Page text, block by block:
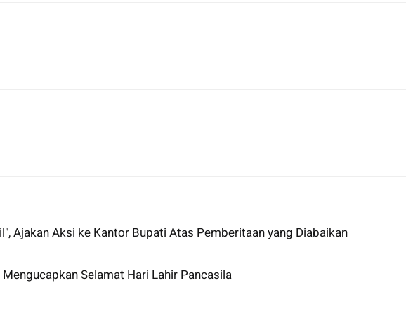
Ajakan Aksi ke Kantor Bupati Atas Pemberitaan yang Diabaikan
Selamat Hari Lahir Pancasila